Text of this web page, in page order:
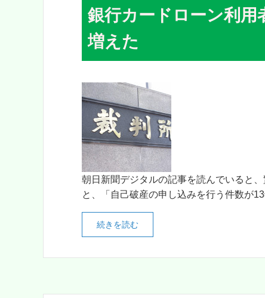
銀行カードローン利用
増えた
朝日新聞デジタルの記事を読んでいると
と、「自己破産の申し込みを行う件数が
続きを読む